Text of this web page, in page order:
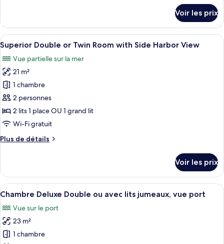
ou
avec
lits
jumeaux,
vue
ville
le
type
de
chambre
Chambre
Classique
Double
ou
avec
lits
jumeaux,
vue
Voir les prix
Afficher
toutes
les
photos
pour
ce
type
de
chambre :
Superior
Twin
Room
with
Side
Harbor
View
Une chambre d’hôtel avec un lit, un
3
Superior Double or Twin Room with Side Harbor View
Vue partielle sur la mer
21 m²
1 chambre
2 personnes
2 lits 1 place OU 1 grand lit
Wi-Fi gratuit
Plus de détails
Plus
le
type
de
Superior
Double
or
Twin
Voir les prix
Afficher
toutes
les
photos
pour
Une chambre d’hôtel moderne
3
Chambre Deluxe Double ou avec lits jumeaux, vue port
Vue sur le port
23 m²
1 chambre